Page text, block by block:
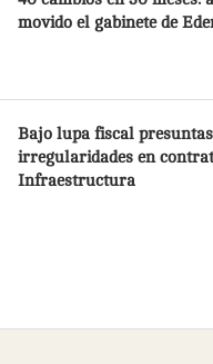
movido el gabinete de
Bajo lupa fiscal
irregularidades en
Infraestructura